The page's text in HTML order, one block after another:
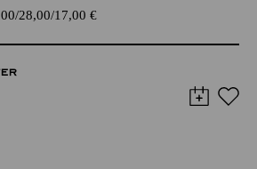
28,00 17,00 €